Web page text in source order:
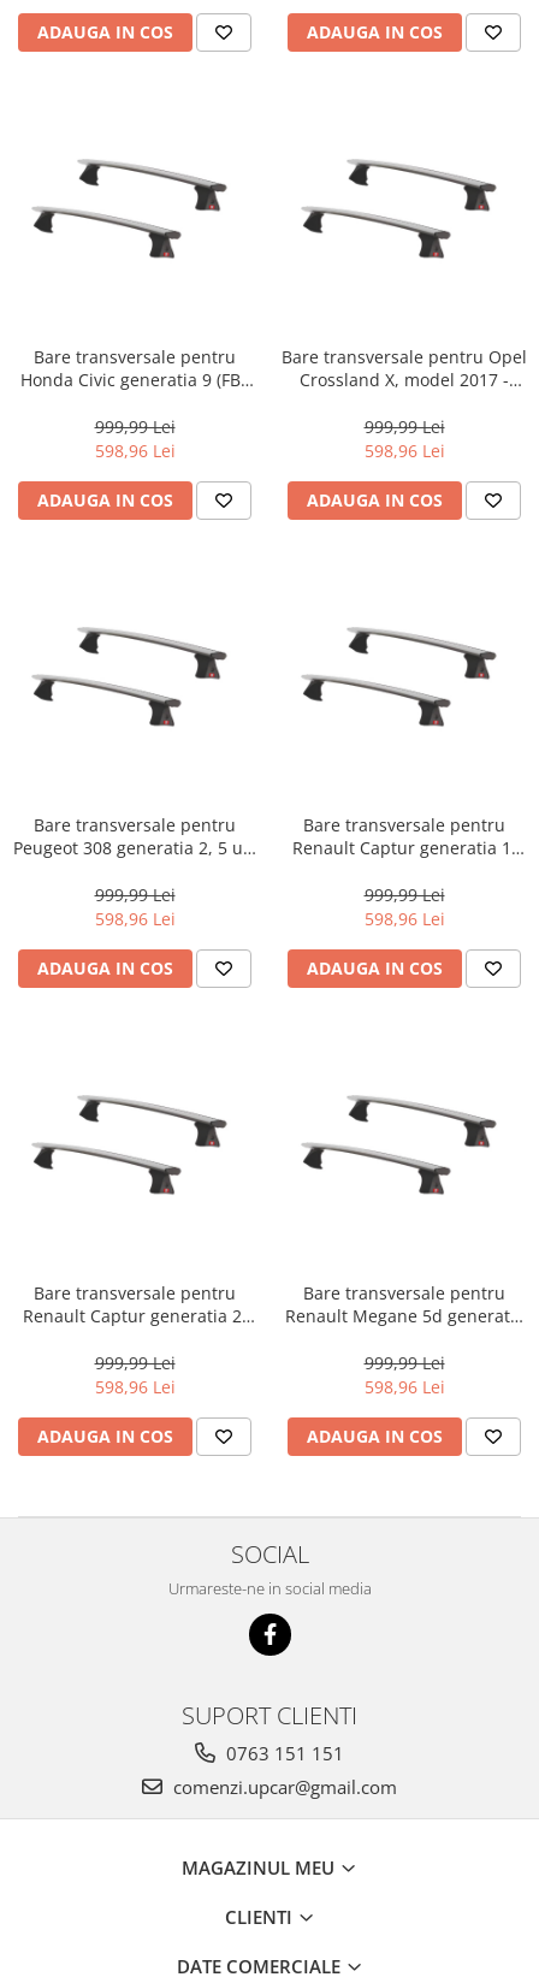
ADAUGA IN COS ADAUGA IN COS
Bare transversale pentru
Honda Civic generatia 9 (FB),
Viva 12 ALU, sistem cu
prindere pe plafon normal,
999,99 Lei
598,96 Lei
ADAUGA IN COS
Bare transversale pentru Opel
Crossland X, model 2017 -
sistem cu prindere pe plafon
normal, aluminiu, argintiu
999,99 Lei
598,96 Lei
ADAUGA IN COS
Bare transversale pentru
Peugeot 308 generatia 2, 5 usi
Fabbri Viva 12 ALU, sistem cu
prindere pe plafon normal,
999,99 Lei
598,96 Lei
ADAUGA IN COS
Bare transversale pentru
Renault Captur generatia 1,
Viva 12 ALU, sistem cu
prindere pe plafon normal,
999,99 Lei
598,96 Lei
ADAUGA IN COS
Bare transversale pentru
Renault Captur generatia 2,
Viva 12 ALU, sistem cu
prindere pe plafon normal,
999,99 Lei
598,96 Lei
ADAUGA IN COS
Bare transversale pentru
Renault Megane 5d generatia
Fabbri Viva 12 ALU, sistem cu
prindere pe plafon normal,
999,99 Lei
598,96 Lei
ADAUGA IN COS
SOCIAL
Urmareste-ne in social media
SUPORT CLIENTI
0763 151 151
comenzi.upcar@gmail.com
MAGAZINUL MEU
CLIENTI
DATE COMERCIALE